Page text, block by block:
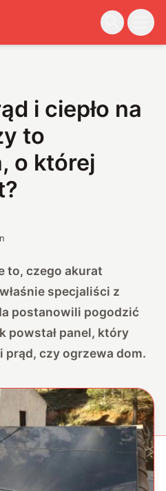
i ciepło na
to
o której
to, czego akurat
specjaliści z
postanowili pogodzić
powstał panel, który
prąd, czy ogrzewa dom.